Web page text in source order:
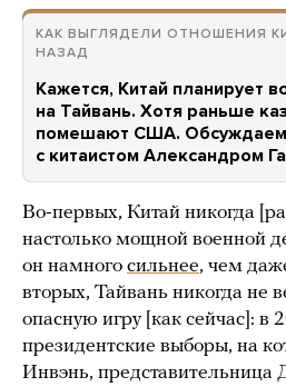
КАК ВЫГЛЯДЕЛИ ОТНОШЕНИЯ
НАЗАД
Кажется, Китай планирует
на Тайвань. Хотя раньше
помешают США. Обсуждаем
с китаистом Александром
Во-первых, Китай никогда
настолько мощной военной
он намного сильнее, чем
вторых, Тайвань никогда не
опасную игру [как сейчас]: в
президентские выборы, на
Инвэнь, представительница